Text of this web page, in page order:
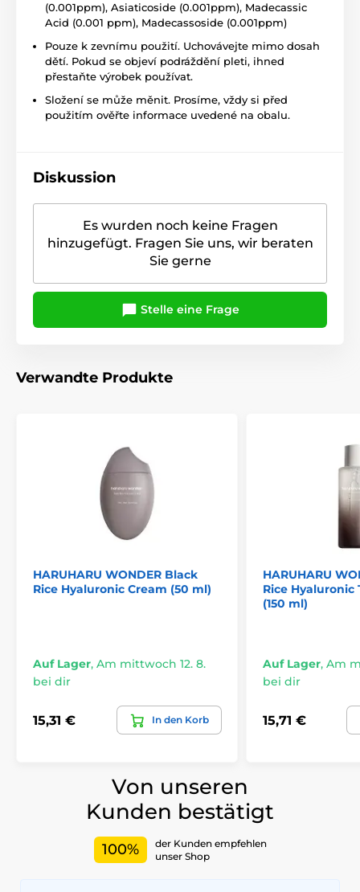
(0.001ppm), Asiaticoside (0.001ppm), Madecassic
Acid (0.001 ppm), Madecassoside (0.001ppm)
Pouze k zevnímu použití. Uchovávejte mimo dosah
dětí. Pokud se objeví podráždění pleti, ihned
přestaňte výrobek používat.
Složení se může měnit. Prosíme, vždy si před
použitím ověřte informace uvedené na obalu.
Diskussion
Es wurden noch keine Fragen
hinzugefügt. Fragen Sie uns, wir beraten
Sie gerne
Stelle eine Frage
Verwandte Produkte
HARUHARU WONDER Black
Rice Hyaluronic Cream (50 ml)
Auf Lager, Am mittwoch 12. 8.
bei dir
15,31 € In den Korb
HARUHARU
Rice Hyaluronic
(150 ml)
Auf Lager, Am
bei dir
15,71 €
Von unseren
Kunden bestätigt
100%
der Kunden empfehlen
unser Shop